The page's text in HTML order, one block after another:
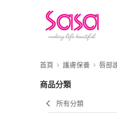
首頁 護膚保養 唇部
商品分類
所有分類